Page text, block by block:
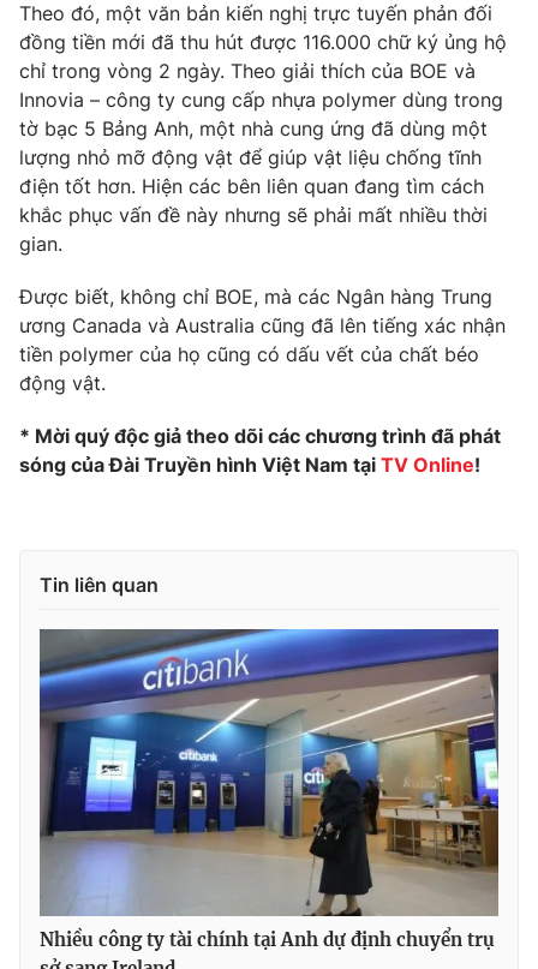
Khán giả
Giải sao mai
Âm nhạc
Sao
Du lịch
Làm đẹp
Chất lượng cuộc sống
Giáo dục
Tuyển sinh
Học trực tuyến
Công nghệ
Hitech Công nghệ tương lai
Sản phẩm
Tư vấn
Giao lưu trực tuyến
Chuyên mục khác
Emagazine
Photo Infographic
VTV Sức khoẻ Bất động sản
Thị trường 24h Tấm lòng Việt
VTV4 Vươn mình bằng AI
VTV8
Liên hệ tòa soạn English
Theo đó, một văn bản kiến nghị trực tuyến phản đối
đồng tiền mới đã thu hút được 116.000 chữ ký ủng hộ
chỉ trong vòng 2 ngày. Theo giải thích của BOE và
Innovia – công ty cung cấp nhựa polymer dùng trong
tờ bạc 5 Bảng Anh, một nhà cung ứng đã dùng một
lượng nhỏ mỡ động vật để giúp vật liệu chống tĩnh
điện tốt hơn. Hiện các bên liên quan đang tìm cách
khắc phục vấn đề này nhưng sẽ phải mất nhiều thời
gian.
Được biết, không chỉ BOE, mà các Ngân hàng Trung
ương Canada và Australia cũng đã lên tiếng xác nhận
tiền polymer của họ cũng có dấu vết của chất béo
động vật.
* Mời quý độc giả theo dõi các chương trình đã phát
sóng của Đài Truyền hình Việt Nam tại TV Online!
Tin liên quan
Nhiều công ty tài chính tại Anh dự định chuyển trụ